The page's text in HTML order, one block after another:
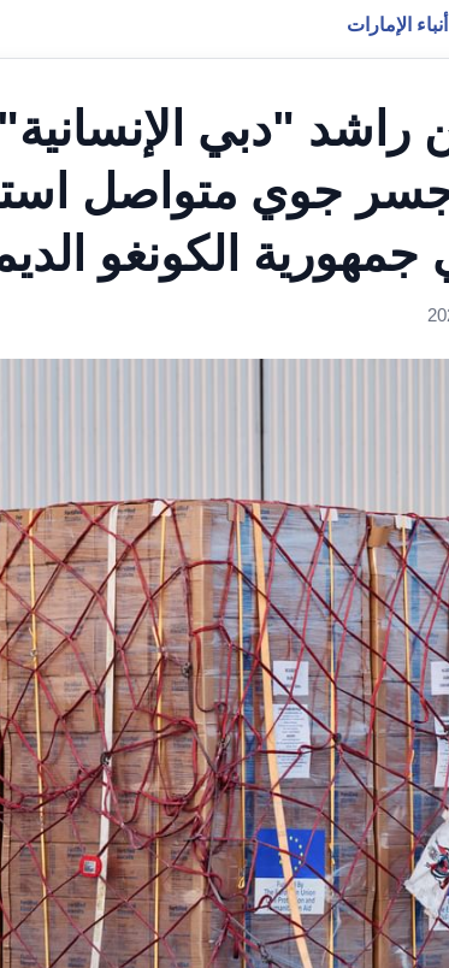
الإمارات
راشد "دبي
جسر جوي متواصل
جمهورية الكونغو